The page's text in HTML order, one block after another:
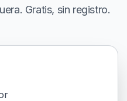
Gratis, sin registro.